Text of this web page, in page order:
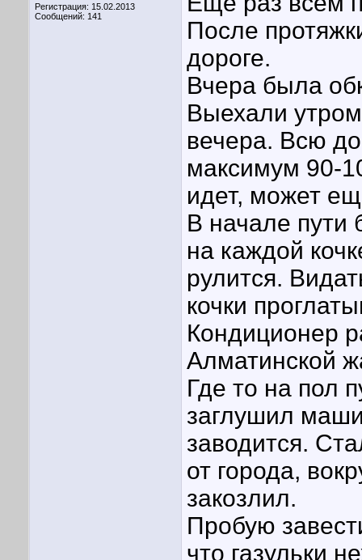
Регистрация: 15.02.2013
Сообщений: 141
После
дороге.
Вчера была
Выехали
вечера. Всю
максимум 90-
идет, может
В начале пути
на каждой
рулится.
кочки
Кондиционер
Алматинской
Где то на пол
заглушил
заводится.
от города,
закозлил.
Пробую
что газульки